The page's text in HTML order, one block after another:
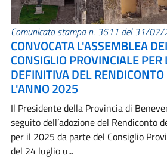
Comunicato stampa n. 3611 del 31/
CONVOCATA L'ASSEMBLEA
CONSIGLIO PROVINCIALE
DEFINITIVA DEL
L'ANNO 2025
Il Presidente della Provincia di
seguito dell’adozione del Rendiconto
per il 2025 da parte del Consiglio
del 24 luglio u...